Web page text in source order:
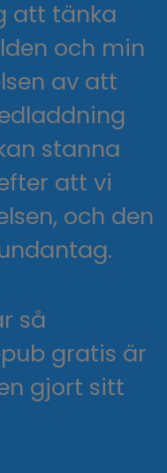
att tänka
och min
av att
stanna
att vi
och den
så
gratis är
gjort sitt